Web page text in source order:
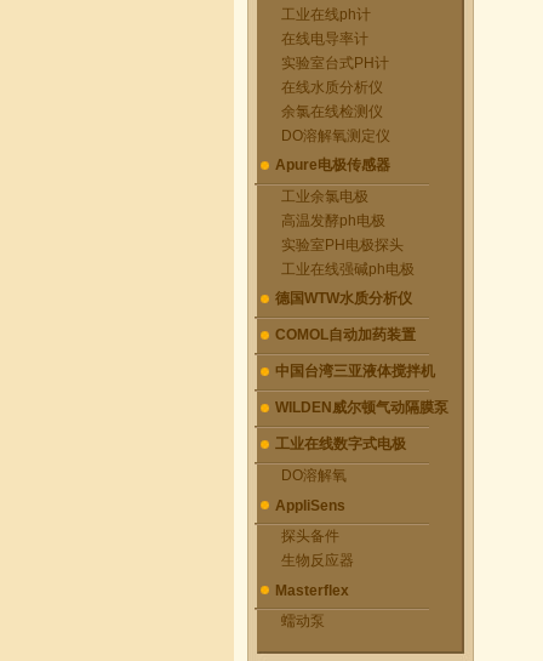
工业在线ph计
在线电导率计
实验室台式PH计
在线水质分析仪
余氯在线检测仪
DO溶解氧测定仪
Apure电极传感器
工业余氯电极
高温发酵ph电极
实验室PH电极探头
工业在线强碱ph电极
德国WTW水质分析仪
COMOL自动加药装置
中国台湾三亚液体搅拌机
WILDEN威尔顿气动隔膜泵
工业在线数字式电极
DO溶解氧
AppliSens
探头备件
生物反应器
Masterflex
蠕动泵